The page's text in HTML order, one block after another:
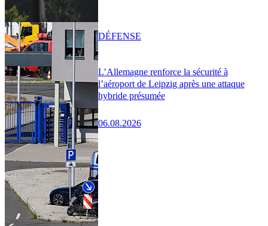
L’Allemagne renforce la sécurité à
l’aéroport de Leipzig après une attaque
hybride présumée
06.08.2026
DÉFENSE